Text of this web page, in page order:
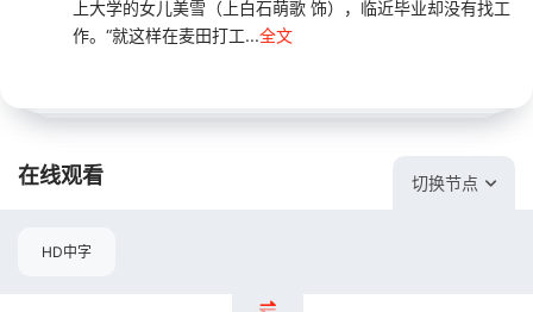
上大学的女儿美雪（上白石萌歌 饰），临近毕业却没有找工
作。“就这样在麦田打工...全文
在线观看 切换节点
HD中字